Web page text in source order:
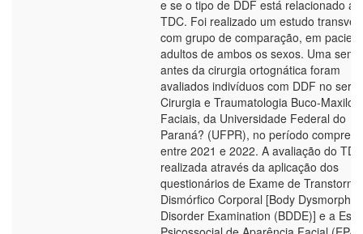
e se o tipo de DDF está relacionado ao
TDC. Foi realizado um estudo
com grupo de comparação, em
adultos de ambos os sexos. Uma
antes da cirurgia ortognática foram
avaliados indivíduos com DDF no
Cirurgia e Traumatologia Buco-Maxilo-
Faciais, da Universidade Federal do
Paraná? (UFPR), no período
entre 2021 e 2022. A avaliação do
realizada através da aplicação dos
questionários de Exame de Transtorno
Dismórfico Corporal [Body Dysmorphic
Disorder Examination (BDDE)] e a